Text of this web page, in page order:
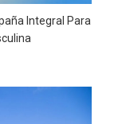
Integral Para